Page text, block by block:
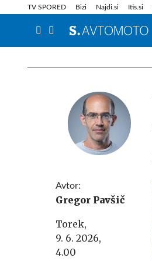
TV SPORED Bizi Najdi.si Itis.si
Info in obvestila
Avtor:
Gregor Pavšič
Torek,
9. 6. 2026,
4.00